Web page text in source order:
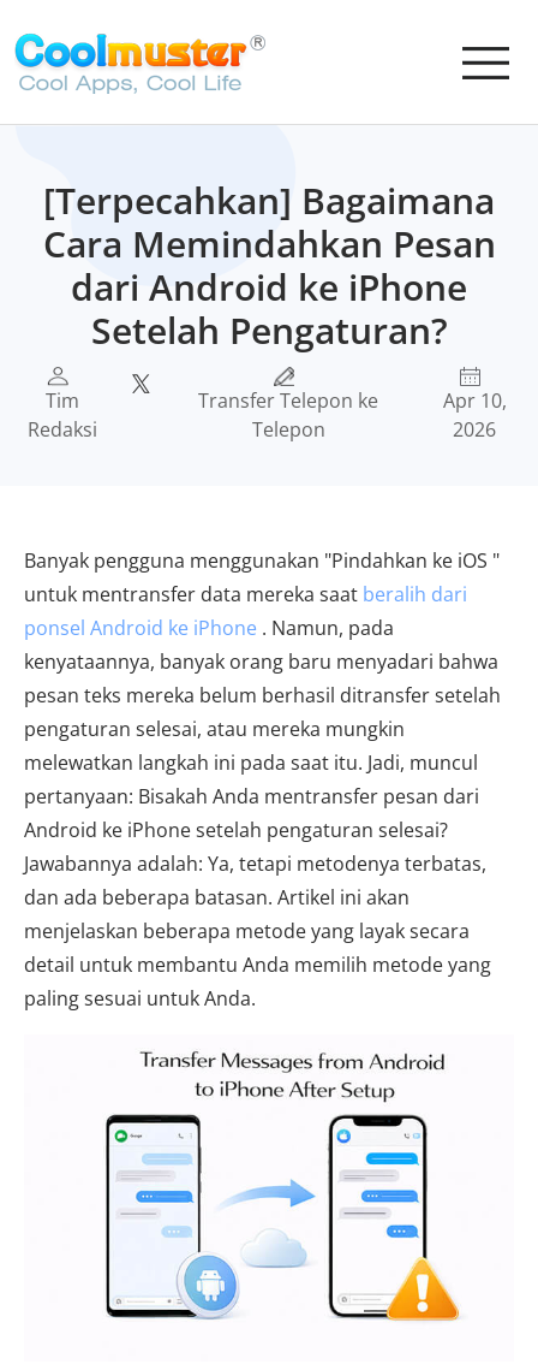
[Terpecahkan] Bagaimana
Cara Memindahkan Pesan
dari Android ke iPhone
Setelah Pengaturan?
Tim
Redaksi
Transfer Telepon ke
Telepon
Apr 10,
2026
Banyak pengguna menggunakan "Pindahkan ke iOS "
untuk mentransfer data mereka saat beralih dari
ponsel Android ke iPhone . Namun, pada
kenyataannya, banyak orang baru menyadari bahwa
pesan teks mereka belum berhasil ditransfer setelah
pengaturan selesai, atau mereka mungkin
melewatkan langkah ini pada saat itu. Jadi, muncul
pertanyaan: Bisakah Anda mentransfer pesan dari
Android ke iPhone setelah pengaturan selesai?
Jawabannya adalah: Ya, tetapi metodenya terbatas,
dan ada beberapa batasan. Artikel ini akan
menjelaskan beberapa metode yang layak secara
detail untuk membantu Anda memilih metode yang
paling sesuai untuk Anda.